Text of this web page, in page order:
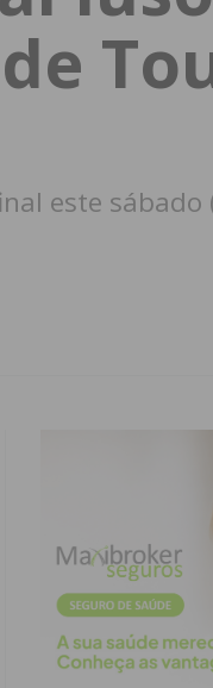
Perdeu a
este